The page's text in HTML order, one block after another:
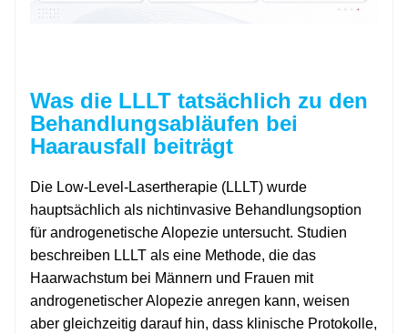
Was die LLLT tatsächlich zu den
Behandlungsabläufen bei
Haarausfall beiträgt
Die Low-Level-Lasertherapie (LLLT) wurde
hauptsächlich als nichtinvasive Behandlungsoption
für androgenetische Alopezie untersucht. Studien
beschreiben LLLT als eine Methode, die das
Haarwachstum bei Männern und Frauen mit
androgenetischer Alopezie anregen kann, weisen
aber gleichzeitig darauf hin, dass klinische Protokolle,